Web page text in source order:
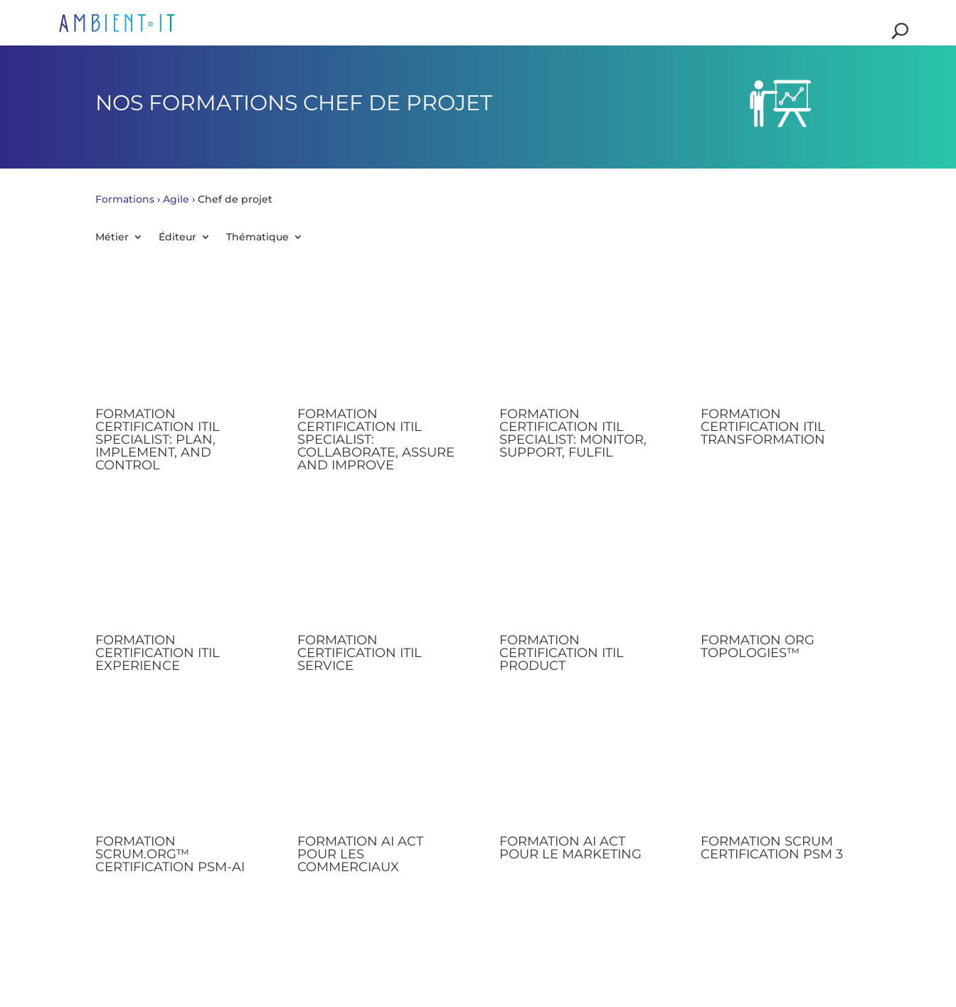
NOS FORMATIONS CHEF DE PROJET
Formations ›Agile ›Chef de projet
Métier Éditeur Thématique
FORMATION
CERTIFICATION ITIL
SPECIALIST: PLAN,
IMPLEMENT, AND
CONTROL
FORMATION
CERTIFICATION ITIL
SPECIALIST:
COLLABORATE, ASSURE
AND IMPROVE
FORMATION
CERTIFICATION ITIL
SPECIALIST: MONITOR,
SUPPORT, FULFIL
FORMATION
CERTIFICATION ITIL
TRANSFORMATION
FORMATION
CERTIFICATION ITIL
EXPERIENCE
FORMATION
CERTIFICATION ITIL
SERVICE
FORMATION
CERTIFICATION ITIL
PRODUCT
FORMATION ORG
TOPOLOGIES™
FORMATION
SCRUM.ORG™
CERTIFICATION PSM-AI
FORMATION AI ACT
POUR LES
COMMERCIAUX
FORMATION AI ACT
POUR LE MARKETING
FORMATION SCRUM
CERTIFICATION PSM 3